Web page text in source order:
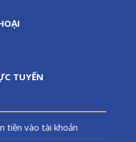
TUYẾN
tiền vào tài khoản